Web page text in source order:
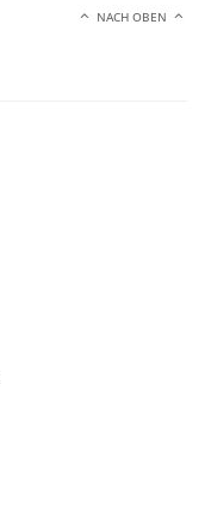
NACH OBEN